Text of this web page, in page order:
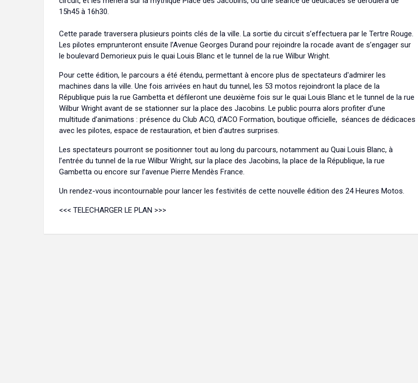
15h45 à 16h30.
Cette parade traversera plusieurs points clés de la ville. La sortie du circuit s’effectuera par le Tertre Rouge.
Les pilotes emprunteront ensuite l’Avenue Georges Durand pour rejoindre la rocade avant de s’engager sur
le boulevard Demorieux puis le quai Louis Blanc et le tunnel de la rue Wilbur Wright.
Pour cette édition, le parcours a été étendu, permettant à encore plus de spectateurs d'admirer les
machines dans la ville. Une fois arrivées en haut du tunnel, les 53 motos rejoindront la place de la
République puis la rue Gambetta et défileront une deuxième fois sur le quai Louis Blanc et le tunnel de la rue
Wilbur Wright avant de se stationner sur la place des Jacobins. Le public pourra alors profiter d’une
multitude d’animations : présence du Club ACO, d'ACO Formation, boutique officielle, séances de dédicaces
avec les pilotes, espace de restauration, et bien d'autres surprises.
Les spectateurs pourront se positionner tout au long du parcours, notamment au Quai Louis Blanc, à
l’entrée du tunnel de la rue Wilbur Wright, sur la place des Jacobins, la place de la République, la rue
Gambetta ou encore sur l’avenue Pierre Mendès France.
Un rendez-vous incontournable pour lancer les festivités de cette nouvelle édition des 24 Heures Motos.
<<< TELECHARGER LE PLAN >>>